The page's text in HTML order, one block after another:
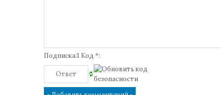
Подписка:1 Код *: